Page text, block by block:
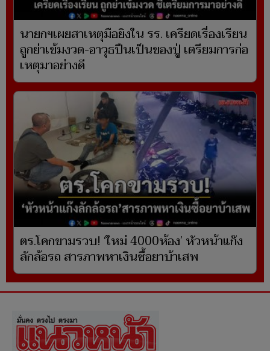
นายกฯเผยสาเหตุมือยิงใน รร. เครียดเรื่องเรียน
ถูกย่าเข้มงวด-อาวุธปืนเป็นของปู่ เตรียมการก่อ
เหตุมาอย่างดี
ตร.โคกขามรวบ! ‘ใหม่ 4000ห้อง’ หัวหน้าแก๊ง
ลักล้อรถ สารภาพหาเงินซื้อยาบ้าเสพ